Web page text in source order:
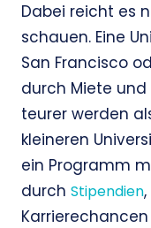
Dabei reicht es
schauen. Eine
San Francisco
durch Miete
teurer werden
kleineren
ein Programm
durch Stipendien